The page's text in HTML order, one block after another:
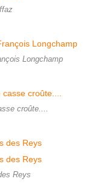
Longchamp
croûte....
Reys